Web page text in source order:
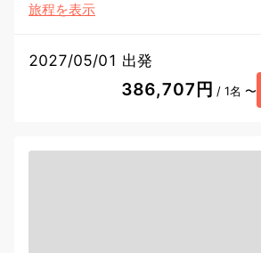
旅程を表示
2027/05/01 出発
386,707円 / 1名 〜